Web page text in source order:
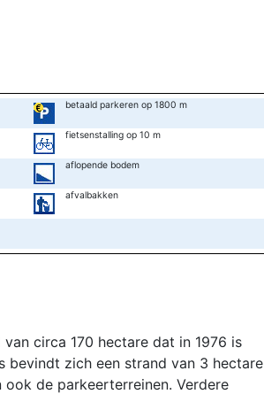
betaald parkeren op 1800 m
fietsenstalling op 10 m
aflopende bodem
afvalbakken
circa 170 hectare dat in 1976 is
bevindt zich een strand van 3 hectare
de parkeerterreinen. Verdere